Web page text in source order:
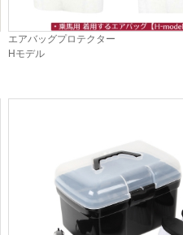
エアバッグプロテクター
Hモデル